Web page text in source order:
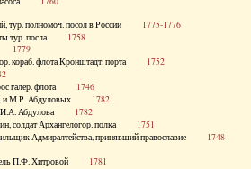
тур. полномоч. посол в России 1775-1776
тур. посла 1758
1779
кораб. флота Кронштадт. порта 1752
галер. флота 1746
и М.Р. Абдуловых 1782
И.А. Абдулова 1782
солдат Архангелогор. полка 1751
Адмиралтейства, принявший православие 1748
П.Ф. Хитровой 1781